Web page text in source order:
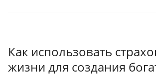
Как использовать
жизни для создания